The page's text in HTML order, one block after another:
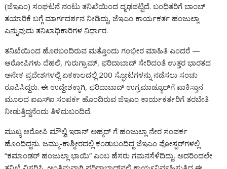
o
k
p
p
m g
er
e M
l
e
(ಜೆಇಎಂ) ಸಂಘಟನೆ ನಂಟು ತನಿಖೆಯಿಂದ ದೃಢಪಟ್ಟಿದೆ. ಬಂಧಿತರಿಗೆ ಬಾಂಬ್
ತಯಾರಿಕೆ ಬಗ್ಗೆ ಮಾರ್ಗದರ್ಶನ ನೀಡಿದ್ದು, ಜೆಇಎಂ ಕಾರ್ಯಕರ್ತ ಹಂಜುಲ್ಲಾ
ಎನ್ನುವುದು ತನಿಖಾಧಿಕಾರಿಗಳ ನಿರ್ಧಾರ.
ತನಿಖೆಯಿಂದ ಹೊರಬಂದಿರುವ ಮತ್ತೊಂದು ಗಂಭೀರ ಮಾಹಿತಿ ಎಂದರೆ —
ಆರೋಪಿಗಳು ದೆಹಲಿ, ಗುರುಗ್ರಾಮ್, ಫರಿದಾಬಾದ್ ಸೇರಿದಂತೆ ಉತ್ತರ ಭಾರತದ
ಅನೇಕ ಪ್ರದೇಶಗಳಲ್ಲಿ ಏಕಕಾಲದಲ್ಲಿ 200 ಸ್ಫೋಟಗಳನ್ನು ನಡೆಸಲು ಸಂಚು
ರೂಪಿಸಿದ್ದರು. ಈ ಉದ್ದೇಶಕ್ಕಾಗಿ, ಫರಿದಾಬಾದ್ ಉಗ್ರಮಾಡ್ಯೂಲ್‌ಗೆ ಪಾಕಿಸ್ತಾನ
ಮೂಲದ ಐಎಸ್‌ಐ ಸಂಪರ್ಕ ಹೊಂದಿರುವ ಜೆಇಎಂ ಕಾರ್ಯಕರ್ತರಿಗೆ ತರಬೇತಿ
ನೀಡುತ್ತಿದ್ದನೆಂದು ತಿಳಿದುಬಂದಿದೆ.
ಮುಖ್ಯ ಆರೋಪಿ ಮೌಲ್ವಿ ಇರಾನ್ ಅಹ್ಮದ್ ಗೆ ಹಂಜುಲ್ಲಾ ನೇರ ಸಂಪರ್ಕ
ಹೊಂದಿದ್ದನು. ಜಮ್ಮು-ಕಾಶ್ಮೀರದಲ್ಲಿ ಕಂಡುಬಂದಿದ್ದ ಜೆಇಎಂ ಪೋಸ್ಟರ್‌ಗಳಲ್ಲಿ
“ಕಮಾಂಡರ್ ಹಂಜುಲ್ಲಾ ಭಾಯಿ” ಎಂಬ ಹೆಸರು ಗಮನಸೆಳೆದಿದ್ದು, ಅದರಿಂದಲೇ